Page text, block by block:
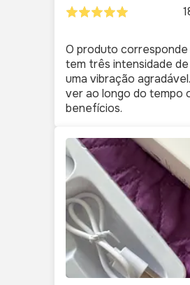
O produto
tem três intensidade
uma vibração
ver ao longo do tempo
benefícios.